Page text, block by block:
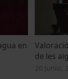
en
de les
26 Junio,